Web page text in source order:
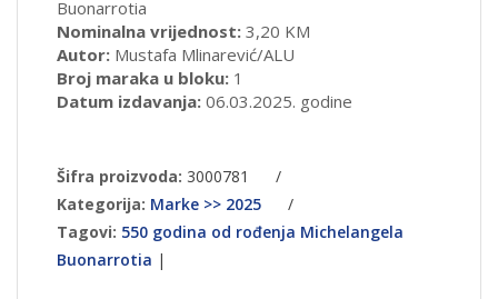
Buonarrotia
Nominalna vrijednost: 3,20 KM
Autor: Mustafa Mlinarević/ALU
Broj maraka u bloku: 1
Datum izdavanja: 06.03.2025. godine
Šifra proizvoda: 3000781
/
Kategorija: Marke >> 2025
/
Tagovi: 550 godina od rođenja Michelangela
Buonarrotia |